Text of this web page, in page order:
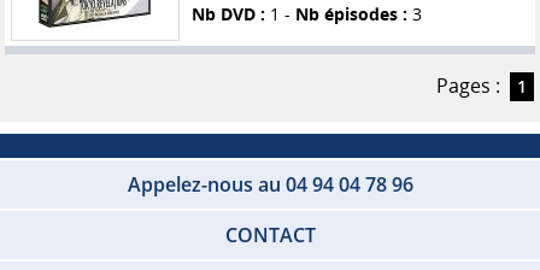
Nb DVD : 1 - Nb épisodes : 3
Pages : 1
Appelez-nous au 04 94 04 78 96
CONTACT